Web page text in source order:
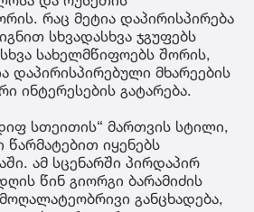
რაც მეტია დაპირისპირება
სხვადასხვა ჯგუფებს
სახელმწიფოებს შორის,
მხარეების
ინტერესების გატარება.
სთეითის“ მართვის სტილი,
წარმატებით იყენებს
ამ სცენარში პირდაპირ
წინ გიორგი ბარამიძის
განცხადება,